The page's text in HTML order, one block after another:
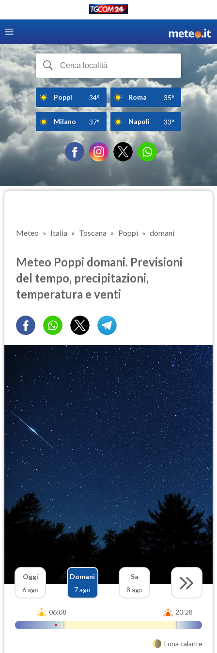
Poppi 34° Roma 35°
Milano 37° Napoli 33°
Meteo Italia Toscana Poppi domani
Meteo Poppi domani. Previsioni
del tempo, precipitazioni,
temperatura e venti
Oggi
6 ago
Domani
7 ago
Sa
8 ago
06:08 20:28
Luna calante